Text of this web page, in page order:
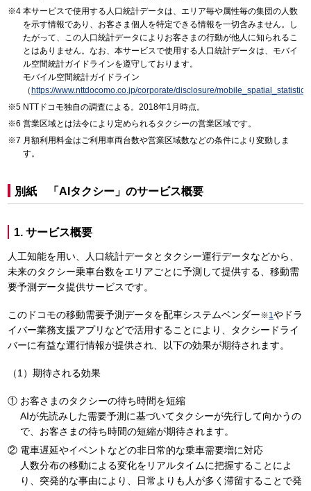
本サービスで使用する人口統計データは、エリア毎や属性毎の集団の人数
を示す情報であり、お客さま個人を特定できる情報を一切含みません。し
たがって、この人口統計データによりお客さまの行動が他人に知られるこ
とはありません。なお、本サービスで使用する人口統計データは、モバイ
ル空間統計ガイドラインを遵守しております。
モバイル空間統計ガイドライン
（ https://www.nttdocomo.co.jp/corporate/disclosure/
NTTドコモ独自の調査による。2018年1月時点。
営業区域とは法令により定められるタクシーの営業区域です。
月額利用料金はご利用車両台数や営業区域数などの条件により変動しま
す。
別紙 「AIタクシー」のサービス概要
1. サービス概要
人工知能を用い、人口統計データとタクシー運行データなどから、
未来のタクシー乗車台数をエリアごとに予測して提供する、移動需
要予測データ提供サービスです。
このドコモの移動需要予測データを配車システムベンダー※1やドラ
イバー業務支援アプリなどで活用することにより、タクシードライ
バーに有益な運行情報が提供され、以下の効果が期待されます。
（1）期待される効果
お客さまのタクシーの待ち時間を短縮
AIが先読みした需要予測に基づいてタクシーが先行して向かうの
で、お客さまの待ち時間の短縮が期待されます。
電車遅延やイベントなどの非日常的な乗車需要増に対応
人数分布の移動による変化をリアルタイムに把握することによ
り、突発的な事由により、日常よりも人が多く滞留することで発